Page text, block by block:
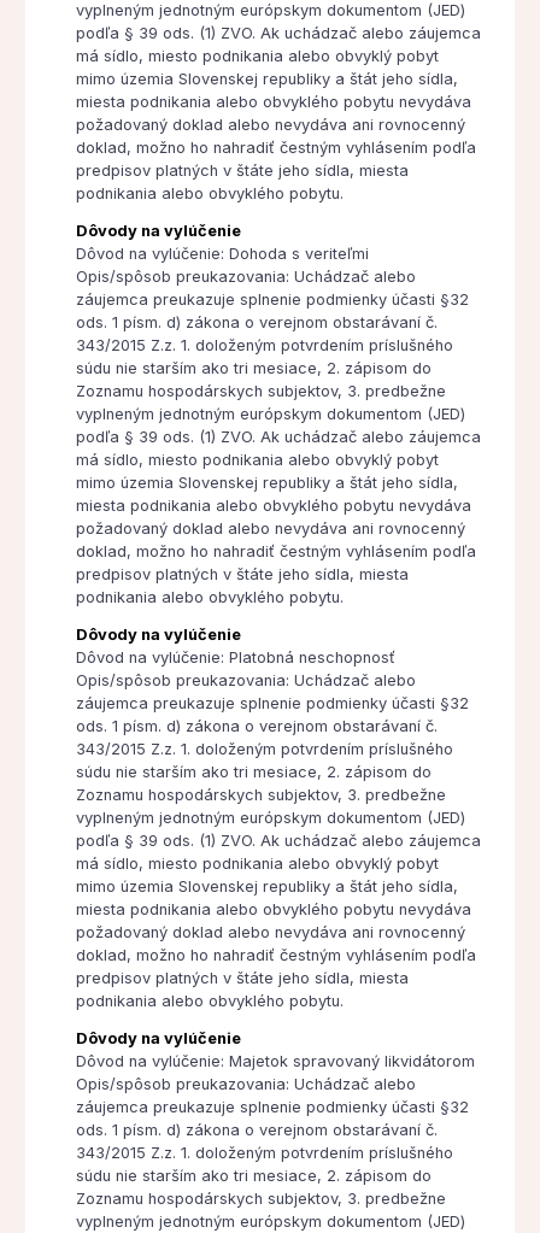
vyplneným jednotným európskym dokumentom (JED)
podľa § 39 ods. (1) ZVO. Ak uchádzač alebo záujemca
má sídlo, miesto podnikania alebo obvyklý pobyt
mimo územia Slovenskej republiky a štát jeho sídla,
miesta podnikania alebo obvyklého pobytu nevydáva
požadovaný doklad alebo nevydáva ani rovnocenný
doklad, možno ho nahradiť čestným vyhlásením podľa
predpisov platných v štáte jeho sídla, miesta
podnikania alebo obvyklého pobytu.
Dôvody na vylúčenie
Dôvod na vylúčenie: Dohoda s veriteľmi
Opis/spôsob preukazovania: Uchádzač alebo
záujemca preukazuje splnenie podmienky účasti §32
ods. 1 písm. d) zákona o verejnom obstarávaní č.
343/2015 Z.z. 1. doloženým potvrdením príslušného
súdu nie starším ako tri mesiace, 2. zápisom do
Zoznamu hospodárskych subjektov, 3. predbežne
vyplneným jednotným európskym dokumentom (JED)
podľa § 39 ods. (1) ZVO. Ak uchádzač alebo záujemca
má sídlo, miesto podnikania alebo obvyklý pobyt
mimo územia Slovenskej republiky a štát jeho sídla,
miesta podnikania alebo obvyklého pobytu nevydáva
požadovaný doklad alebo nevydáva ani rovnocenný
doklad, možno ho nahradiť čestným vyhlásením podľa
predpisov platných v štáte jeho sídla, miesta
podnikania alebo obvyklého pobytu.
Dôvody na vylúčenie
Dôvod na vylúčenie: Platobná neschopnosť
Opis/spôsob preukazovania: Uchádzač alebo
záujemca preukazuje splnenie podmienky účasti §32
ods. 1 písm. d) zákona o verejnom obstarávaní č.
343/2015 Z.z. 1. doloženým potvrdením príslušného
súdu nie starším ako tri mesiace, 2. zápisom do
Zoznamu hospodárskych subjektov, 3. predbežne
vyplneným jednotným európskym dokumentom (JED)
podľa § 39 ods. (1) ZVO. Ak uchádzač alebo záujemca
má sídlo, miesto podnikania alebo obvyklý pobyt
mimo územia Slovenskej republiky a štát jeho sídla,
miesta podnikania alebo obvyklého pobytu nevydáva
požadovaný doklad alebo nevydáva ani rovnocenný
doklad, možno ho nahradiť čestným vyhlásením podľa
predpisov platných v štáte jeho sídla, miesta
podnikania alebo obvyklého pobytu.
Dôvody na vylúčenie
Dôvod na vylúčenie: Majetok spravovaný likvidátorom
Opis/spôsob preukazovania: Uchádzač alebo
záujemca preukazuje splnenie podmienky účasti §32
ods. 1 písm. d) zákona o verejnom obstarávaní č.
343/2015 Z.z. 1. doloženým potvrdením príslušného
súdu nie starším ako tri mesiace, 2. zápisom do
Zoznamu hospodárskych subjektov, 3. predbežne
vyplneným jednotným európskym dokumentom (JED)